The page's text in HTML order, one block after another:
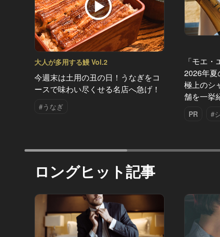
大人が多用する鰻 Vol.2
今週末は土用の丑の日！うなぎをコ
ースで味わい尽くせる名店へ急げ！
#うなぎ
「モエ
2026年夏
極上のシ
舗を一挙
PR #
ロングヒット記事